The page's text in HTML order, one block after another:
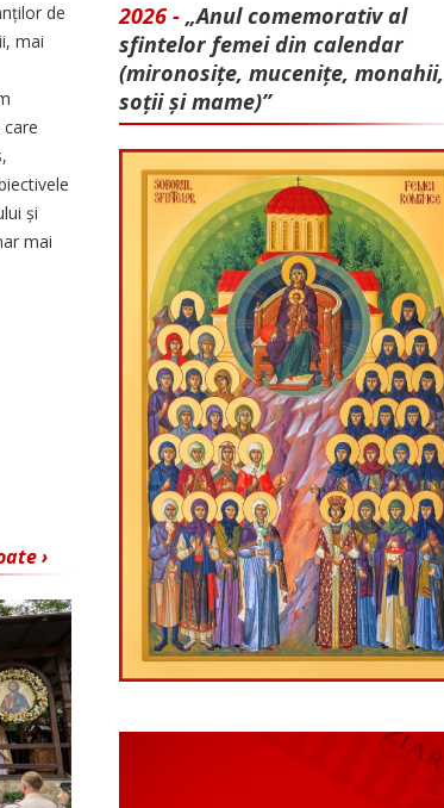
de
mai
și
mai
›
2026 - „Anul comemorativ al
sfintelor femei din calendar
(mironosițe, mu­cenițe, monahii,
soții și mame)”